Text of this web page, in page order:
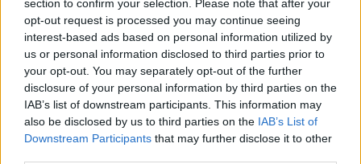
section to confirm your selection. Please note that after your
opt-out request is processed you may continue seeing
interest-based ads based on personal information utilized by
us or personal information disclosed to third parties prior to
your opt-out. You may separately opt-out of the further
disclosure of your personal information by third parties on the
IAB’s list of downstream participants. This information may
also be disclosed by us to third parties on the IAB’s List of
Downstream Participants that may further disclose it to other
Szinyeit az ember és táj kapcsolata, a
természeti valóság gyöngéd szépségeinek
örömteli megragadása foglalkoztatta. A
magyar plen air festészet
megteremtőjeként emlékezünk rá, aki a
modern festészet első nagy
képviselőjeként a nyugat-európai -